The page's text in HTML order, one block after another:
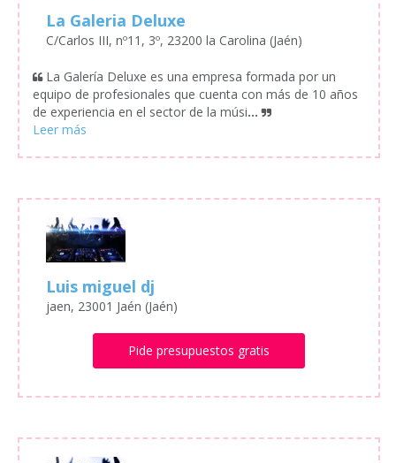
La Galeria Deluxe
C/Carlos III, nº11, 3º, 23200 la Carolina (Jaén)
La Galería Deluxe es una empresa formada por un
equipo de profesionales que cuenta con más de 10 años
de experiencia en el sector de la músi...
Luis miguel dj
jaen, 23001 Jaén (Jaén)
Pide presupuestos gratis